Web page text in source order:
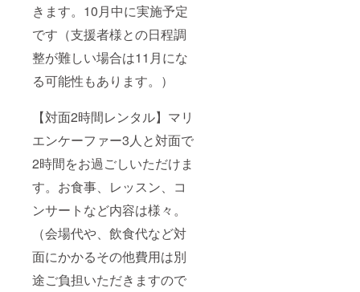
きます。10月中に実施予定
です（支援者様との日程調
整が難しい場合は11月にな
る可能性もあります。）
【対面2時間レンタル】マリ
エンケーファー3人と対面で
2時間をお過ごしいただけま
す。お食事、レッスン、コ
ンサートなど内容は様々。
（会場代や、飲食代など対
面にかかるその他費用は別
途ご負担いただきますので